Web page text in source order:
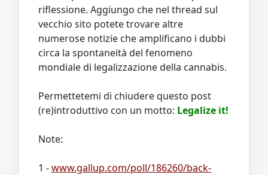
riflessione. Aggiungo che nel thread sul
vecchio sito potete trovare altre
numerose notizie che amplificano i dubbi
circa la spontaneità del fenomeno
mondiale di legalizzazione della cannabis.
Permettetemi di chiudere questo post
(re)introduttivo con un motto: Legalize it!
Note:
1 -www.gallup.com/poll/186260/back-